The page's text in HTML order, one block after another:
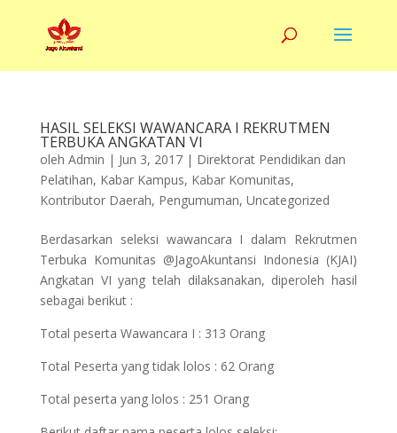
HASIL SELEKSI WAWANCARA I REKRUTMEN
TERBUKA ANGKATAN VI
oleh Admin | Jun 3, 2017| Direktorat Pendidikan dan
Pelatihan, Kabar Kampus, Kabar Komunitas,
Kontributor Daerah, Pengumuman, Uncategorized
Berdasarkan seleksi wawancara I dalam Rekrutmen
Terbuka Komunitas @JagoAkuntansi Indonesia (KJAI)
Angkatan VI yang telah dilaksanakan, diperoleh hasil
sebagai berikut :
Total peserta Wawancara I : 313 Orang
Total Peserta yang tidak lolos : 62 Orang
Total peserta yang lolos : 251 Orang